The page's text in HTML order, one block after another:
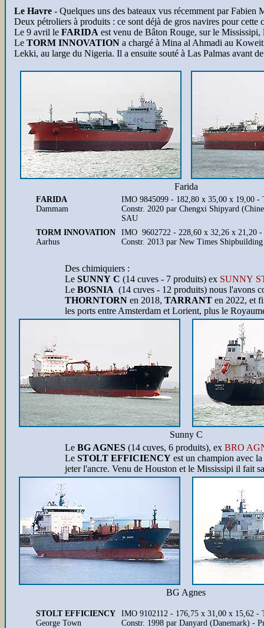
Le Havre - Quelques uns des bateaux vus récemment par Fabien
Deux pétroliers à produits : ce sont déjà de gros navires pour cette
Le 9 avril le FARIDA est venu de Bâton Rouge, sur le
Le TORM INNOVATION a chargé à Mina al Ahmadi au
Lekki, au large du Nigeria. Il a ensuite souté à Las Palmas avant
Farida
FARIDA
Dammam
IMO 9845099 - 182,80 x 35,00 x 19,00
Constr. 2020 par Chengxi Shipyard
SAU
TORM INNOVATION
Aarhus
IMO 9602722 - 228,60 x 32,26 x 21,20
Constr. 2013 par New Times
Des chimiquiers :
Le SUNNY C (14 cuves - 7 produits) ex SUNNY
Le BOSNIA (14 cuves - 12 produits) nous l'avons
THORNTORN en 2018, TARRANT en 2022, et
les ports entre Amsterdam et Lorient, plus le
Sunny C
Le BG AGNES (14 cuves, 6 produits), ex BRO
Le STOLT EFFICIENCY est un champion avec
jeter l'ancre. Venu de Houston et le Mississipi il fait
BG Agnes
STOLT EFFICIENCY
George Town
IMO 9102112 - 176,75 x 31,00 x 15,62 -
Constr. 1998 par Danyard (Danemark) -